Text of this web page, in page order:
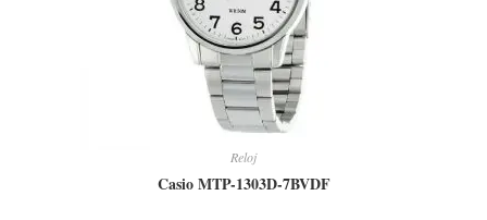
Reloj
Casio MTP-1303D-7BVDF